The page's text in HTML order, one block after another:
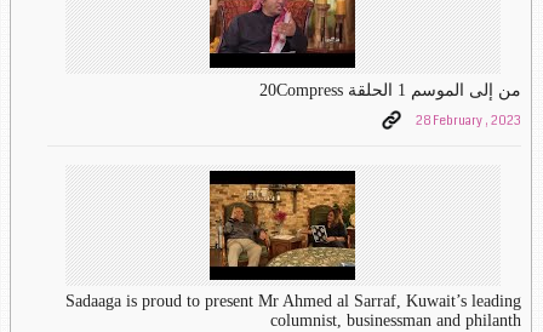
من إلى الموسم 1 الحلقة 20Compress
28 February , 2023
Sadaaga is proud to present Mr Ahmed al Sarraf, Kuwait’s leading
columnist, businessman and philanth